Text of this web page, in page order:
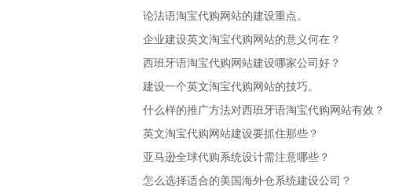
论法语淘宝代购网站的建设重点。
企业建设英文淘宝代购网站的意义何在？
西班牙语淘宝代购网站建设哪家公司好？
建设一个英文淘宝代购网站的技巧。
什么样的推广方法对西班牙语淘宝代购网站有效？
英文淘宝代购网站建设要抓住那些？
亚马逊全球代购系统设计需注意哪些？
怎么选择适合的美国海外仓系统建设公司？